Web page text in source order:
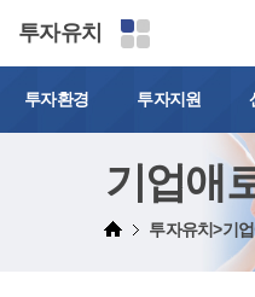
투자유치
투자환경 투자지원
기업애
투자유치>기